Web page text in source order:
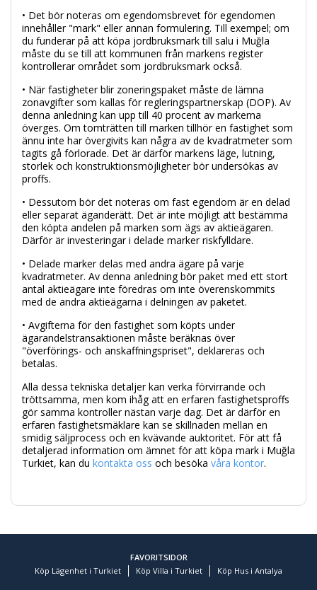
• Det bör noteras om egendomsbrevet för egendomen
innehåller "mark" eller annan formulering. Till exempel; om
du funderar på att köpa jordbruksmark till salu i Muğla
måste du se till att kommunen från markens register
kontrollerar området som jordbruksmark också.
• När fastigheter blir zoneringspaket måste de lämna
zonavgifter som kallas för regleringspartnerskap (DOP). Av
denna anledning kan upp till 40 procent av markerna
överges. Om tomträtten till marken tillhör en fastighet som
ännu inte har övergivits kan några av de kvadratmeter som
tagits gå förlorade. Det är därför markens läge, lutning,
storlek och konstruktionsmöjligheter bör undersökas av
proffs.
• Dessutom bör det noteras om fast egendom är en delad
eller separat äganderätt. Det är inte möjligt att bestämma
den köpta andelen på marken som ägs av aktieägaren.
Därför är investeringar i delade marker riskfylldare.
• Delade marker delas med andra ägare på varje
kvadratmeter. Av denna anledning bör paket med ett stort
antal aktieägare inte föredras om inte överenskommits
med de andra aktieägarna i delningen av paketet.
• Avgifterna för den fastighet som köpts under
ägarandelstransaktionen måste beräknas över
"överförings- och anskaffningspriset", deklareras och
betalas.
Alla dessa tekniska detaljer kan verka förvirrande och
tröttsamma, men kom ihåg att en erfaren fastighetsproffs
gör samma kontroller nästan varje dag. Det är därför en
erfaren fastighetsmäklare kan se skillnaden mellan en
smidig säljprocess och en kvävande auktoritet. För att få
detaljerad information om ämnet för att köpa mark i Muğla
Turkiet, kan du kontakta oss och besöka våra kontor.
FAVORITSIDOR
Köp Lägenhet i Turkiet
Köp Villa i Turkiet Köp Hus i Antalya